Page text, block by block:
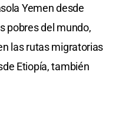
Yemen desde
pobres del mundo,
las rutas migratorias
Etiopía, también